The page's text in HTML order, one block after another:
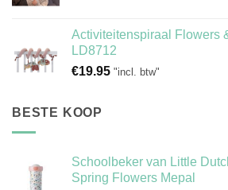
Activiteitenspiraal Flowers
LD8712
€19.95 "incl. btw"
BESTE KOOP
Schoolbeker van Little
Spring Flowers Mepal